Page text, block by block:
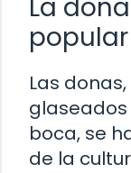
La
popular
Las
boca, se
de la